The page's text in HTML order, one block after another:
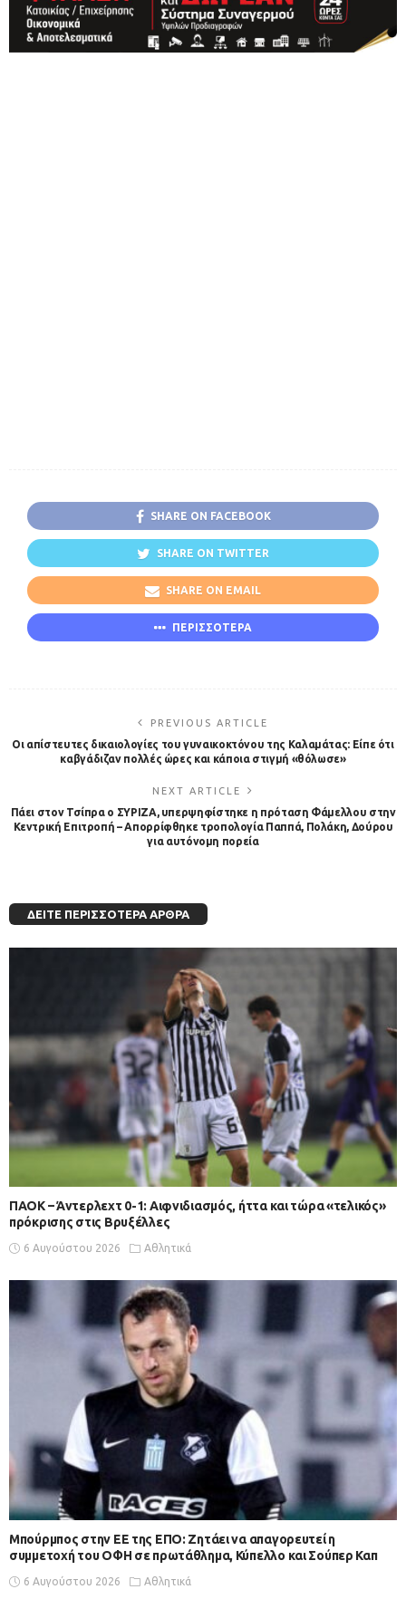
SHARE ON FACEBOOK
SHARE ON TWITTER
SHARE ON EMAIL
ΠΕΡΙΣΣΟΤΕΡΑ
PREVIOUS ARTICLE
Οι απίστευτες δικαιολογίες του γυναικοκτόνου της Καλαμάτας: Είπε ότι
καβγάδιζαν πολλές ώρες και κάποια στιγμή «θόλωσε»
NEXT ARTICLE
Πάει στον Τσίπρα ο ΣΥΡΙΖΑ, υπερψηφίστηκε η πρόταση Φάμελλου στην
Κεντρική Επιτροπή – Απορρίφθηκε τροπολογία Παππά, Πολάκη, Δούρου
για αυτόνομη πορεία
ΔΕΊΤΕ ΠΕΡΙΣΣΌΤΕΡΑ ΆΡΘΡΑ
ΠΑΟΚ – Άντερλεχτ 0-1: Αιφνιδιασμός, ήττα και τώρα «τελικός»
πρόκρισης στις Βρυξέλλες
6 Αυγούστου 2026 Αθλητικά
Μπούρμπος στην ΕΕ της ΕΠΟ: Ζητάει να απαγορευτεί η
συμμετοχή του ΟΦΗ σε πρωτάθλημα, Κύπελλο και Σούπερ Καπ
6 Αυγούστου 2026 Αθλητικά